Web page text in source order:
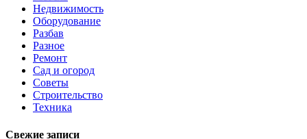
Недвижимость
Оборудование
Разбав
Разное
Ремонт
Сад и огород
Советы
Строительство
Техника
Свежие записи